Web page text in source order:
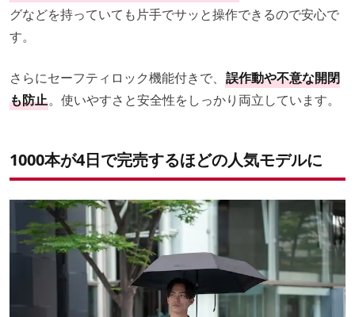
グなどを持っていても片手でサッと操作できるので安心で
す。
さらにセーフティロック機能付きで、 誤作動や不意な開閉
も防止。使いやすさと安全性をしっかり両立しています。
1000本が4日で完売するほどの人気モデルに